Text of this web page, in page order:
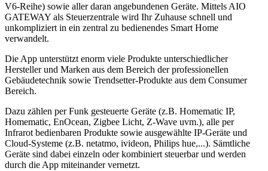
V6-Reihe) sowie aller daran angebundenen Geräte. Mittels AIO
GATEWAY als Steuerzentrale wird Ihr Zuhause schnell und
unkompliziert in ein zentral zu bedienendes Smart Home
verwandelt.
Die App unterstützt enorm viele Produkte unterschiedlicher
Hersteller und Marken aus dem Bereich der professionellen
Gebäudetechnik sowie Trendsetter-Produkte aus dem Consumer
Bereich.
Dazu zählen per Funk gesteuerte Geräte (z.B. Homematic IP,
Homematic, EnOcean, Zigbee Licht, Z-Wave uvm.), alle per
Infrarot bedienbaren Produkte sowie ausgewählte IP-Geräte und
Cloud-Systeme (z.B. netatmo, ivideon, Philips hue,...). Sämtliche
Geräte sind dabei einzeln oder kombiniert steuerbar und werden
durch die App miteinander vernetzt.